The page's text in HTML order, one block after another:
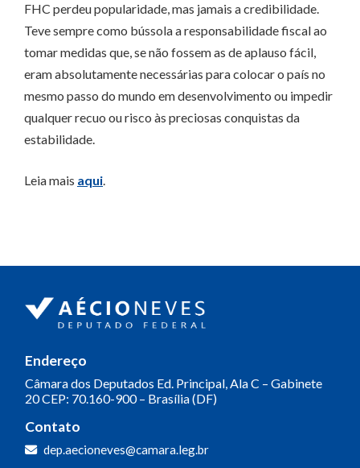
FHC perdeu popularidade, mas jamais a credibilidade.
Teve sempre como bússola a responsabilidade fiscal ao
tomar medidas que, se não fossem as de aplauso fácil,
eram absolutamente necessárias para colocar o país no
mesmo passo do mundo em desenvolvimento ou impedir
qualquer recuo ou risco às preciosas conquistas da
estabilidade.
Leia mais aqui.
Endereço
Câmara dos Deputados Ed. Principal, Ala C – Gabinete
20CEP: 70.160-900 – Brasília (DF)
Contato
dep.aecioneves@camara.leg.br